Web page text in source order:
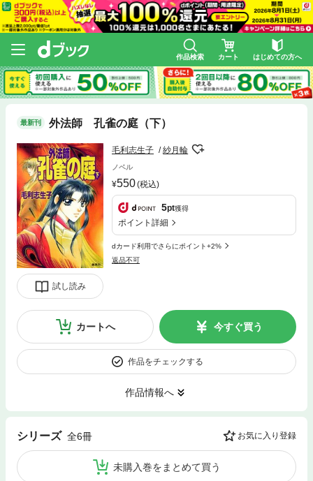
作品検索 カート はじめての方へ
最新刊 外法師 孔雀の庭（下）
試し読み
毛利志生子 紗月輪
ノベル
550(税込)
5pt獲得
ポイント詳細
dカード利用でさらにポイント+2%
返品不可
カートへ 今すぐ買う
作品をチェックする
作品情報へ
シリーズ 全6冊 お気に入り登録
未購入巻をまとめて買う